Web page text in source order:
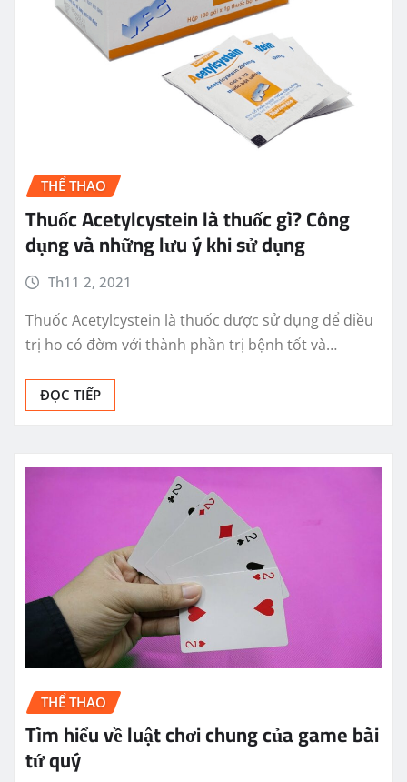
THỂ THAO
Thuốc Acetylcystein là thuốc gì? Công
dụng và những lưu ý khi sử dụng
Th11 2, 2021
Thuốc Acetylcystein là thuốc được sử dụng để điều
trị ho có đờm với thành phần trị bệnh tốt và…
ĐỌC TIẾP
THỂ THAO
Tìm hiểu về luật chơi chung của game bài
tứ quý